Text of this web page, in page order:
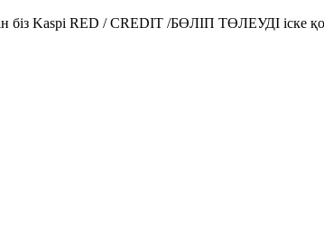
біз Kaspi RED / CREDIT /БӨЛІП ТӨЛЕУДІ іске